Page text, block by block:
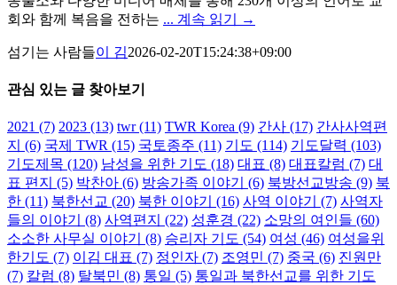
회와 함께 복음을 전하는 ... 계속 읽기 →
섬기는 사람들이 김2026-02-20T15:24:38+09:00
관심 있는 글 찾아보기
2021 (7) 2023 (13) twr(11) TWR Korea (9) 간사 (17) 간사사역편
지 (6) 국제 TWR (15) 국토종주 (11) 기도 (114) 기도달력 (103)
기도제목 (120) 남성을 위한 기도 (18) 대표 (8) 대표칼럼 (7) 대
표 편지 (5) 박찬아 (6) 방송가족 이야기 (6) 북방선교방송 (9) 북
한 (11) 북한선교 (20) 북한 이야기 (16) 사역 이야기 (7) 사역자
들의 이야기
(8) 사역편지 (22) 성훈경 (22) 소망의 여인들 (60)
소소한 사무실 이야기
(8) 승리자 기도 (54) 여성 (46) 여성을위
한기도 (7) 이김 대표 (7) 정인자 (7) 조영민 (7) 중국 (6) 진원만
(7) 칼럼 (8) 탈북민 (8) 통일 (5) 통일과 북한선교를 위한 기도